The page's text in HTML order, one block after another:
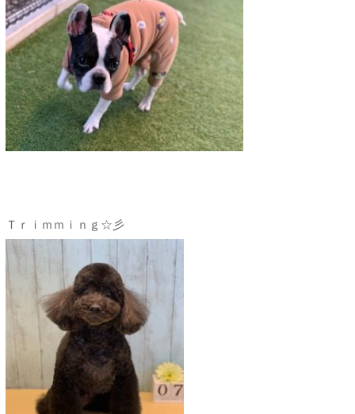
Ｔｒｉｍｍｉｎｇ☆彡